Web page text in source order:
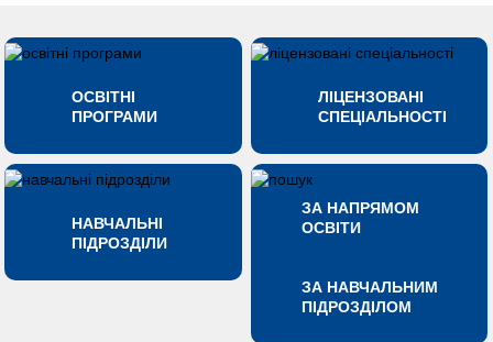
ОСВІТНІ
ПРОГРАМИ
ЛІЦЕНЗОВАНІ
СПЕЦІАЛЬНОСТІ
НАВЧАЛЬНІ
ПІДРОЗДІЛИ
ЗА НАПРЯМОМ
ОСВІТИ
ЗА НАВЧАЛЬНИМ
ПІДРОЗДІЛОМ